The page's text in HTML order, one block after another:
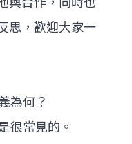
思，歡迎大家一
為何？
很常見的。